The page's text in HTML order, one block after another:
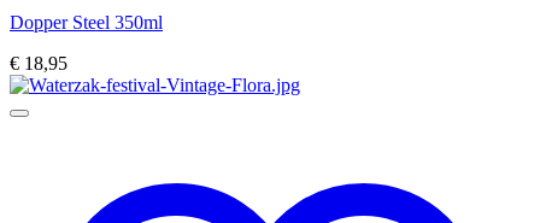
variaties.
optie
kan
gekozen
productpagina
Dopper Steel 350ml
€ 18,95